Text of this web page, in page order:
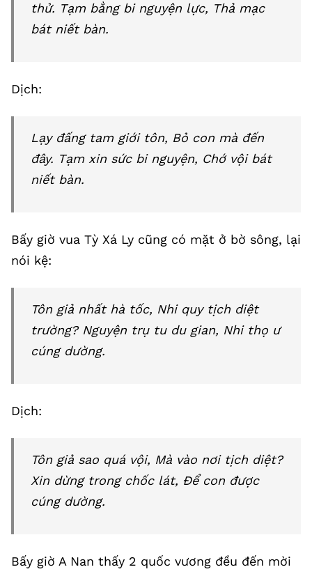
thử. Tạm bằng bi nguyện lực, Thả mạc
bát niết bàn.
Dịch:
Lạy đấng tam giới tôn, Bỏ con mà đến
đây. Tạm xin sức bi nguyện, Chớ vội bát
niết bàn.
Bấy giờ vua Tỳ Xá Ly cũng có mặt ở bờ sông, lại
nói kệ:
Tôn giả nhất hà tốc, Nhi quy tịch diệt
trường? Nguyện trụ tu du gian, Nhi thọ ư
cúng dường.
Dịch:
Tôn giả sao quá vội, Mà vào nơi tịch diệt?
Xin dừng trong chốc lát, Để con được
cúng dường.
Bấy giờ A Nan thấy 2 quốc vương đều đến mời